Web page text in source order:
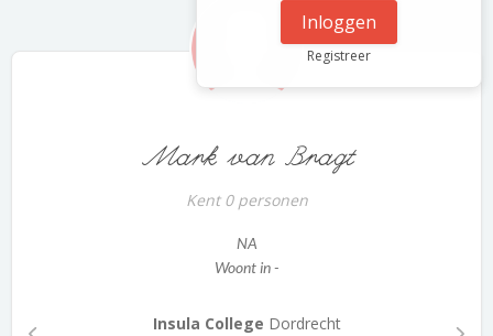
Inloggen
Registreer
Mark van Bragt
Kent 0 personen
NA
Woont in -
Insula College Dordrecht